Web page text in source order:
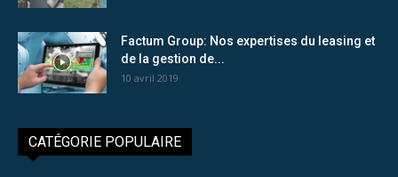
Factum Group: Nos expertises du leasing et
de la gestion de...
10 avril 2019
CATÉGORIE POPULAIRE